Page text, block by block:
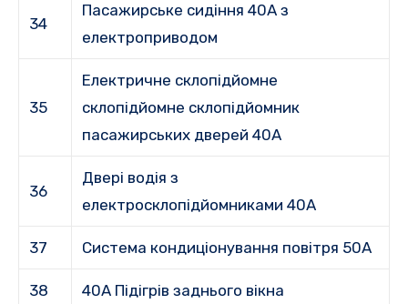
34
Пасажирське сидіння 40A з
електроприводом
35
Електричне склопідйомне
склопідйомне склопідйомник
пасажирських дверей 40A
36
Двері водія з
електросклопідйомниками 40A
37 Система кондиціонування повітря 50A
38 40A Підігрів заднього вікна